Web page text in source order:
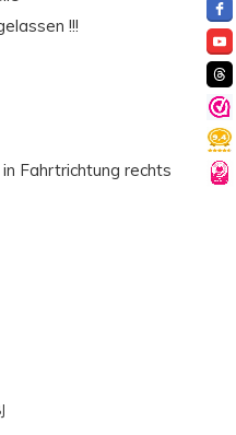
!!!
Fahrtrichtung rechts